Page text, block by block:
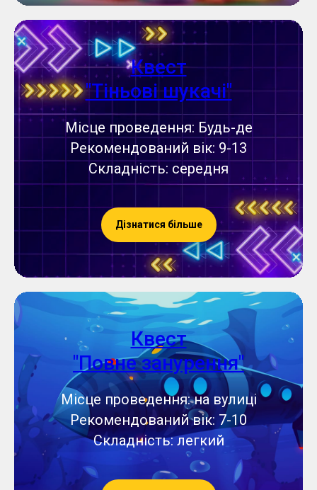
Квест
"Тіньові шукачі"
Місце проведення: Будь-де
Рекомендований вік: 9-13
Складність: середня
Дізнатися більше
Квест
"Повне занурення"
Місце проведення: на вулиці
Рекомендований вік: 7-10
Складність: легкий